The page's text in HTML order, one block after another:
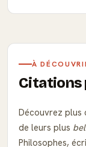
À
Citations
Découvrez plus
de leurs plus
Philosophes,